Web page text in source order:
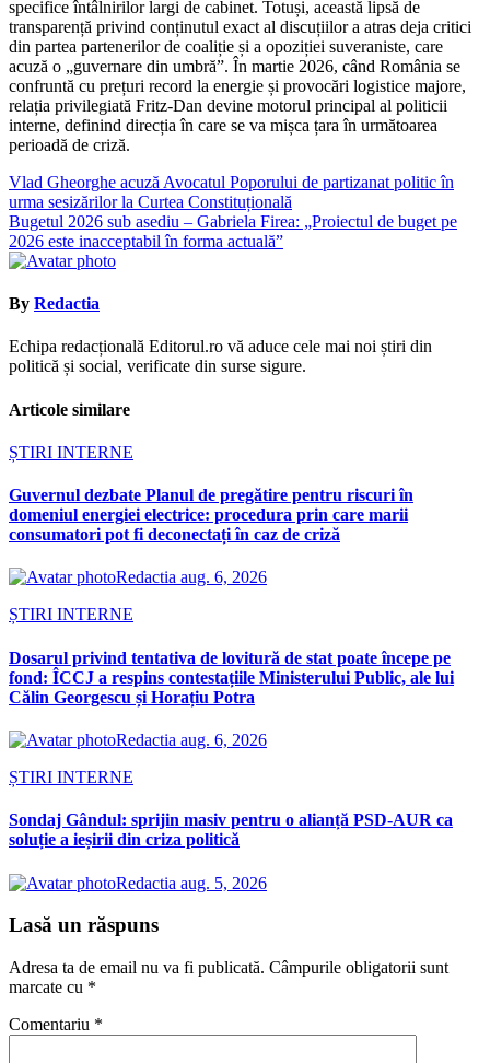
specifice întâlnirilor largi de cabinet. Totuși, această lipsă de
transparență privind conținutul exact al discuțiilor a atras deja critici
din partea partenerilor de coaliție și a opoziției suveraniste, care
acuză o „guvernare din umbră”. În martie 2026, când România se
confruntă cu prețuri record la energie și provocări logistice majore,
relația privilegiată Fritz-Dan devine motorul principal al politicii
interne, definind direcția în care se va mișca țara în următoarea
perioadă de criză.
Navigare
în
articole
Vlad Gheorghe acuză Avocatul Poporului de partizanat politic în
urma sesizărilor la Curtea Constituțională
Bugetul 2026 sub asediu – Gabriela Firea: „Proiectul de buget pe
2026 este inacceptabil în forma actuală”
By Redactia
Echipa redacțională Editorul.ro vă aduce cele mai noi știri din
politică și social, verificate din surse sigure.
Articole similare
ȘTIRI INTERNE
Guvernul dezbate Planul de pregătire pentru riscuri în
domeniul energiei electrice: procedura prin care marii
consumatori pot fi deconectați în caz de criză
Redactia aug. 6, 2026
ȘTIRI INTERNE
Dosarul privind tentativa de lovitură de stat poate începe pe
fond: ÎCCJ a respins contestațiile Ministerului Public, ale lui
Călin Georgescu și Horațiu Potra
Redactia aug. 6, 2026
ȘTIRI INTERNE
Sondaj Gândul: sprijin masiv pentru o alianță PSD-AUR ca
soluție a ieșirii din criza politică
Redactia aug. 5, 2026
Lasă un răspuns
Adresa ta de email nu va fi publicată. Câmpurile obligatorii sunt
marcate cu *
Comentariu *